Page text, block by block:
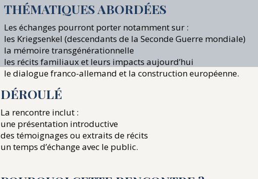
THÉMATIQUES ABORDÉES
Les échanges pourront porter notamment sur :
les Kriegsenkel (descendants de la Seconde Guerre mondiale)
la mémoire transgénérationnelle
les récits familiaux et leurs impacts aujourd’hui
le dialogue franco-allemand et la construction européenne.
DÉROULÉ
La rencontre inclut :
une présentation introductive
des témoignages ou extraits de récits
un temps d’échange avec le public.